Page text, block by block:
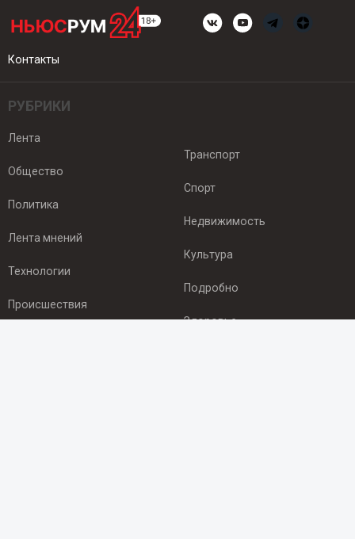
Контакты
РУБРИКИ
Лента
Общество
Политика
Лента мнений
Технологии
Происшествия
Транспорт
Спорт
Недвижимость
Культура
Подробно
Здоровье